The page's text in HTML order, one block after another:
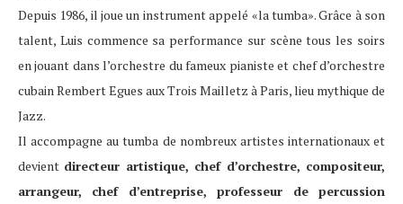
Depuis 1986, il joue un instrument appelé «la tumba». Grâce à son
talent, Luis commence sa performance sur scène tous les soirs
en jouant dans l’orchestre du fameux pianiste et chef d’orchestre
cubain Rembert Egues aux Trois Mailletz à Paris, lieu mythique de
Jazz.
Il accompagne au tumba de nombreux artistes internationaux et
devient directeur artistique, chef d’orchestre, compositeur,
arrangeur, chef d’entreprise, professeur de percussion